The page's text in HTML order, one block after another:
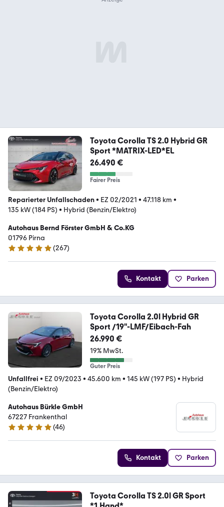
Toyota Corolla TS 2.0 Hybrid GR
Sport *MATRIX-LED*EL
26.490 €
Fairer Preis
Reparierter Unfallschaden• EZ 02/2021 • 47.118 km •
135 kW (184 PS) • Hybrid (Benzin/Elektro)
Autohaus Bernd Förster GmbH & Co.KG
01796 Pirna
4.8 Sterne
(267)
Kontakt Parken
Toyota Corolla 2.0l Hybrid GR
Sport /19"-LMF/Eibach-Fah
26.990 €
19% MwSt.
Guter Preis
Unfallfrei • EZ 09/2023 • 45.600 km • 145 kW (197 PS) • Hybrid
(Benzin/Elektro)
Autohaus Bürkle GmbH
67227 Frankenthal
4.8 Sterne
(46)
Kontakt Parken
Toyota Corolla TS 2.0l GR Sport